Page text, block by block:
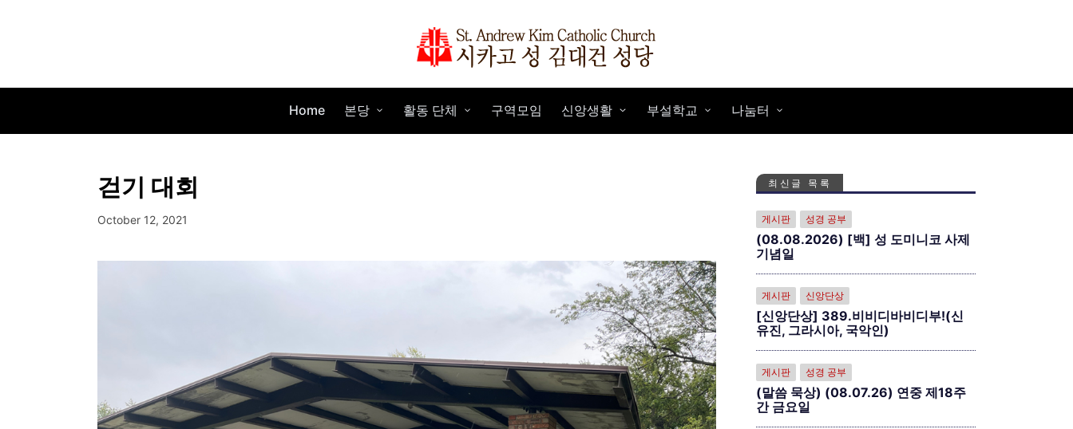
Home 본당 활동 단체 구역모임 신앙생활 부설학교 나눔터
걷기 대회
October 12, 2021
최신글 목록
게시판 성경 공부
(08.08.2026) [백] 성 도미니코 사제
기념일
게시판 신앙단상
[신앙단상] 389.비비디바비디부!(신
유진, 그라시아, 국악인)
게시판 성경 공부
(말씀 묵상) (08.07.26) 연중 제18주
간 금요일